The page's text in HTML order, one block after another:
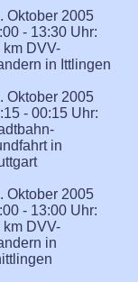
Oktober 2005
- 13:30 Uhr:
km DVV-
in Ittlingen
Oktober 2005
- 00:15 Uhr:
in
Oktober 2005
- 13:00 Uhr:
km DVV-
in